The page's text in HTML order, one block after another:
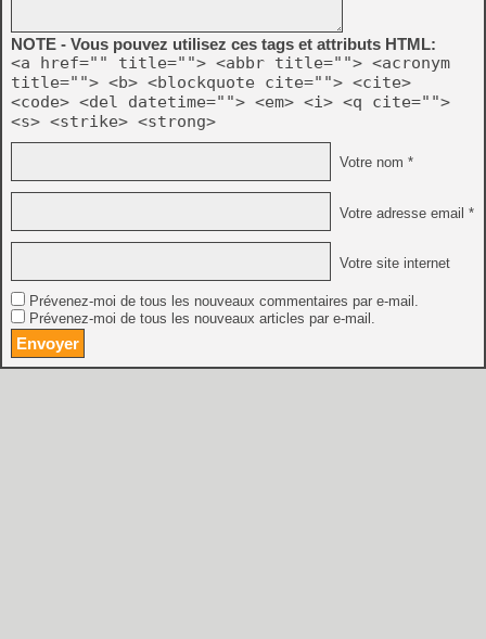
NOTE - Vous pouvez utilisez ces tags et attributs HTML:
<a href="" title=""> <abbr title=""> <acronym
title=""> <b> <blockquote cite=""> <cite>
<code> <del datetime=""> <em> <i> <q cite="">
<s> <strike> <strong>
Votre nom *
Votre adresse email *
Votre site internet
Prévenez-moi de tous les nouveaux commentaires par e-mail.
Prévenez-moi de tous les nouveaux articles par e-mail.